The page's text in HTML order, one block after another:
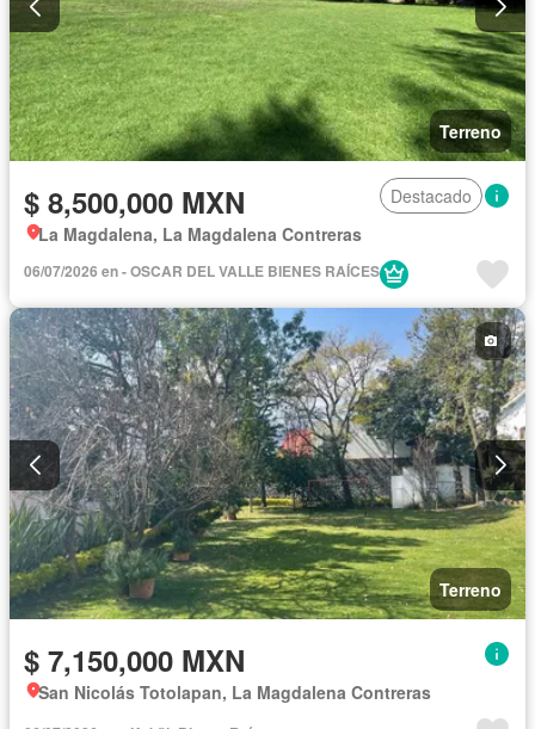
Terreno
$ 8,500,000 MXN
Destacado
La Magdalena, La Magdalena Contreras
06/07/2026 en - OSCAR DEL VALLE BIENES RAÍCES
Terreno
$ 7,150,000 MXN
San Nicolás Totolapan, La Magdalena Contreras